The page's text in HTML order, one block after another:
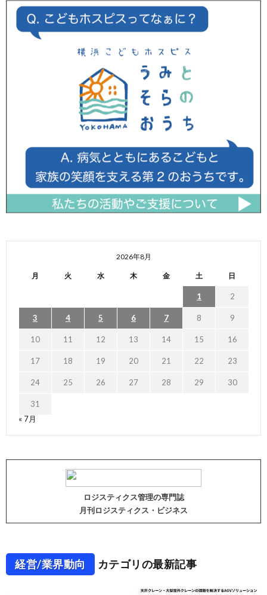
2026年8月
月 火 水 木 金 土 日
1 2
3 4 5 6 7 8 9
10 11 12 13 14 15 16
17 18 19 20 21 22 23
24 25 26 27 28 29 30
31
« 7月
ロジスティクス管理の専門誌
月刊ロジスティクス・ビジネス
経営/業界動向 カテゴリの最新記事